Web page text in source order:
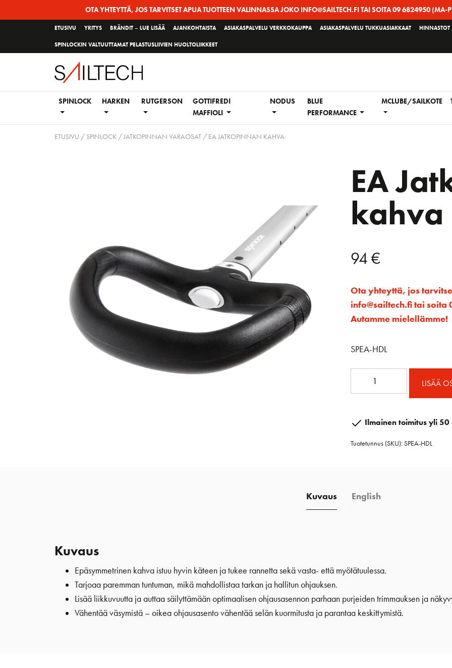
OTA YHTEYTTÄ, JOS TARVITSET APUA TUOTTEEN VALINNASSA JOKO INFO@SAILTECH.FI TAI SOITA 09 6824950
ETUSIVU YRITYS BRÄNDIT – LUE LISÄÄ AJANKOHTAISTA ASIAKASPALVELU VERKKOKAUPPA ASIAKASPALVELU TUKKUASIAKKAAT HINNASTOT
SPINLOCKIN VALTUUTTAMAT PELASTUSLIIVIEN HUOLTOLIIKKEET
SPINLOCK HARKEN RUTGERSON
GOTTIFREDI
MAFFIOLI
NODUS
BLUE
PERFORMANCE
MCLUBE/SAILKOTE
ETUSIVU / SPINLOCK/JATKOPINNAN VARAOSAT/ EA JATKOPINNAN KAHVA
EA
kahva
94€
Ota yhteyttä, jos
info@sailtech.fi tai
Autamme mielellämme!
SPEA-HDL
määrä
LISÄÄ
Ilmainen toimitus yli
Tuotetunnus (SKU):SPEA-HDL
Kuvaus English
Kuvaus
Epäsymmetrinen kahva istuu hyvin käteen ja tukee rannetta sekä vasta- että myötätuulessa.
Tarjoaa paremman tuntuman, mikä mahdollistaa tarkan ja hallitun ohjauksen.
Lisää liikkuvuutta ja auttaa säilyttämään optimaalisen ohjausasennon parhaan purjeiden trimmauksen ja
Vähentää väsymistä – oikea ohjausasento vähentää selän kuormitusta ja parantaa keskittymistä.